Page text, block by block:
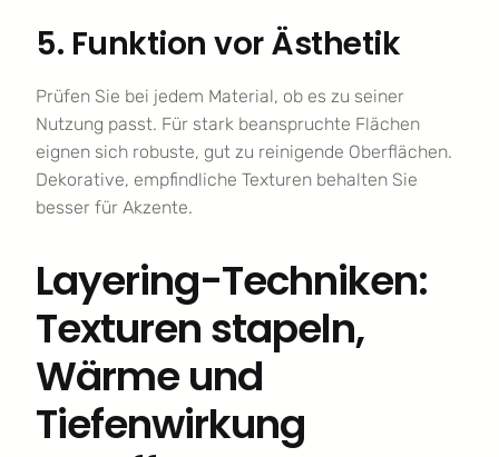
5. Funktion vor Ästhetik
Prüfen Sie bei jedem Material, ob es zu seiner
Nutzung passt. Für stark beanspruchte Flächen
eignen sich robuste, gut zu reinigende Oberflächen.
Dekorative, empfindliche Texturen behalten Sie
besser für Akzente.
Layering-Techniken:
Texturen stapeln,
Wärme und
Tiefenwirkung